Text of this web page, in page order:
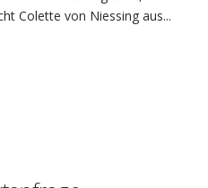
Colette von Niessing aus...